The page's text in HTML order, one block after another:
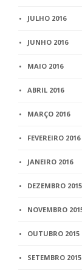
JULHO 2016
JUNHO 2016
MAIO 2016
ABRIL 2016
MARÇO 2016
FEVEREIRO 2016
JANEIRO 2016
DEZEMBRO 2015
NOVEMBRO
OUTUBRO 2015
SETEMBRO 2015